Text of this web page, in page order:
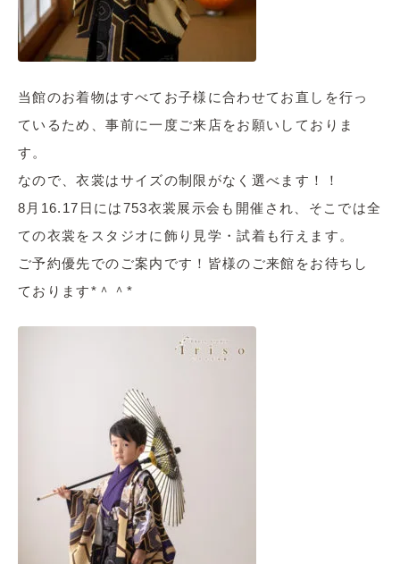
当館のお着物はすべてお子様に合わせてお直しを行っ
ているため、事前に一度ご来店をお願いしておりま
す。
なので、衣裳はサイズの制限がなく選べます！！
8月16.17日には753衣裳展示会も開催され、そこでは全
ての衣裳をスタジオに飾り見学・試着も行えます。
ご予約優先でのご案内です！皆様のご来館をお待ちし
ております*＾＾*